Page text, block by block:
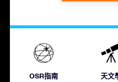
OSR指南 天文